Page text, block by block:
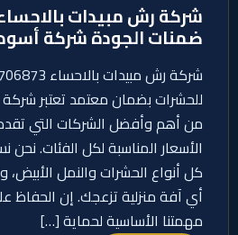
ضمنات الجودة شركة أسود
للحشرات بضمان معتمد تعتبر
من أهم وأفضل الشركات التي
الأسعار المناسبة لكل الفئات.
كل أنواع الحشرات والنمل
أي آفة منزلية تزعجك. إن الحفاظ
مهمتنا الأساسية لحماية […]